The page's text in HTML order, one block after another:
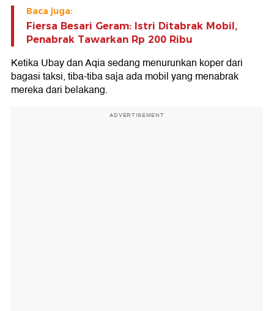
Baca juga:
Fiersa Besari Geram: Istri Ditabrak Mobil,
Penabrak Tawarkan Rp 200 Ribu
Ketika Ubay dan Aqia sedang menurunkan koper dari
bagasi taksi, tiba-tiba saja ada mobil yang menabrak
mereka dari belakang.
ADVERTISEMENT